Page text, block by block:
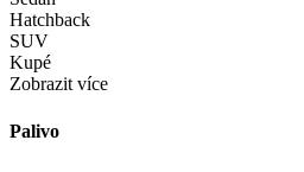
Hatchback
SUV
Kupé
Zobrazit více
Palivo